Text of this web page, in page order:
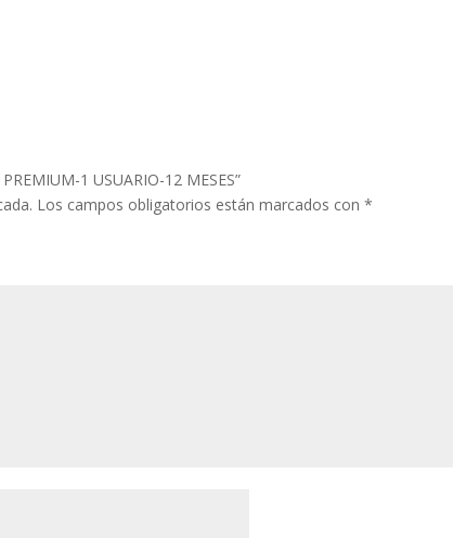
1 USUARIO-12 MESES”
Los campos obligatorios están marcados con*